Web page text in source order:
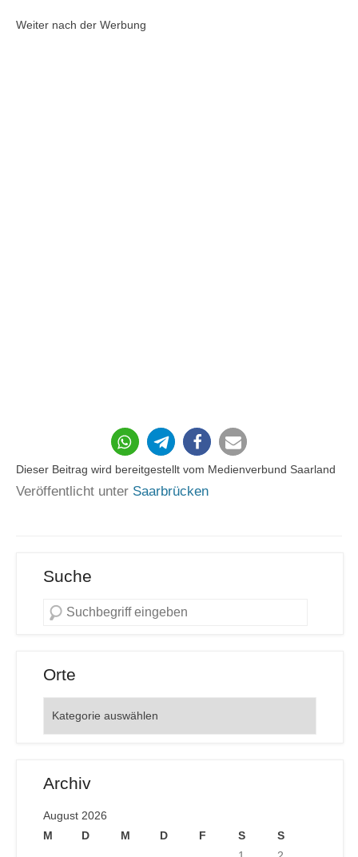
Weiter nach der Werbung
87
Dieser Beitrag wird bereitgestellt vom Medienverbund Saarland
Veröffentlicht unter Saarbrücken
Suche
Orte
Archiv
August 2026
M
D M D F S
S